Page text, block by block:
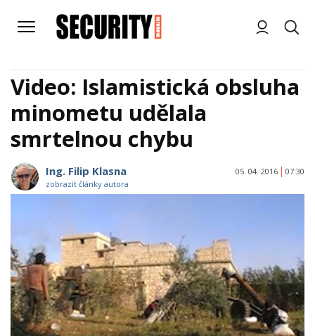
Video: Islamistická obsluha
minometu udělala
smrtelnou chybu
Ing. Filip Klasna
zobrazit články autora
05. 04. 2016 07:30